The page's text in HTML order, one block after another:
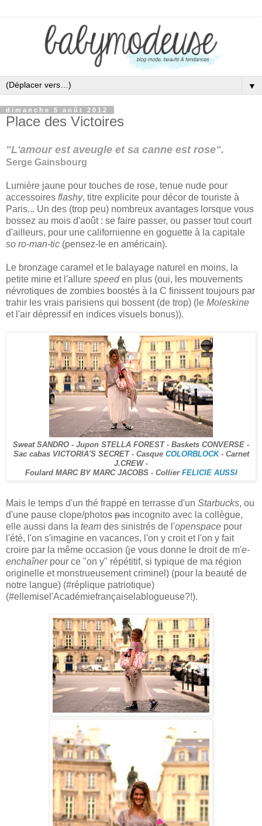
▼
dimanche 5 août 2012
Place des Victoires
"L'amour est aveugle et sa canne est rose".
Serge Gainsbourg
Lumière jaune pour touches de rose, tenue nude pour
accessoires flashy, titre explicite pour décor de touriste à
Paris... Un des (trop peu) nombreux avantages lorsque vous
bossez au mois d'août : se faire passer, ou passer tout court
d'ailleurs, pour une californienne en goguette à la capitale
so ro-man-tic (pensez-le en américain).
Le bronzage caramel et le balayage naturel en moins, la
petite mine et l'allure speeden plus (oui, les mouvements
névrotiques de zombies boostés à la C finissent toujours par
trahir les vrais parisiens qui bossent (de trop) (le Moleskine
et l'air dépressif en indices visuels bonus)).
Sweat SANDRO - Jupon STELLA FOREST - Baskets CONVERSE -
Sac cabas VICTORIA'S SECRET - Casque COLORBLOCK- Carnet
J.CREW -
Foulard MARC BY MARC JACOBS - Collier FELICIE AUSSI
Mais le temps d'un thé frappé en terrasse d'un Starbucks, ou
d'une pause clope/photos pas incognito avec la collègue,
elle aussi dans la team des sinistrés de l'openspace pour
l'été, l'on s'imagine en vacances, l'on y croit et l'on y fait
croire par la même occasion (je vous donne le droit de m'e-
enchaînerpour ce "on y" répétitif, si typique de ma région
originelle et monstrueusement criminel) (pour la beauté de
notre langue) (#réplique patriotique)
(#ellemisel'Académiefrançaiselablogueuse?!).